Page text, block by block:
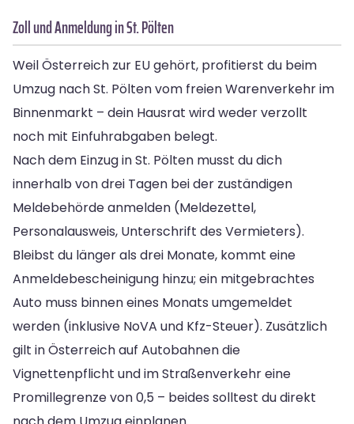
Zoll und Anmeldung in St. Pölten
Weil Österreich zur EU gehört, profitierst du beim
Umzug nach St. Pölten vom freien Warenverkehr im
Binnenmarkt – dein Hausrat wird weder verzollt
noch mit Einfuhrabgaben belegt.
Nach dem Einzug in St. Pölten musst du dich
innerhalb von drei Tagen bei der zuständigen
Meldebehörde anmelden (Meldezettel,
Personalausweis, Unterschrift des Vermieters).
Bleibst du länger als drei Monate, kommt eine
Anmeldebescheinigung hinzu; ein mitgebrachtes
Auto muss binnen eines Monats umgemeldet
werden (inklusive NoVA und Kfz-Steuer). Zusätzlich
gilt in Österreich auf Autobahnen die
Vignettenpflicht und im Straßenverkehr eine
Promillegrenze von 0,5 – beides solltest du direkt